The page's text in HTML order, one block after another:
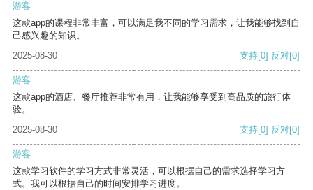
游客
这款app的课程非常丰富，可以满足我不同的学习需求，让我能够找到自
己感兴趣的知识。
2025-08-30
支持[0] 反对[0]
游客
这款app的酒店、餐厅推荐非常有用，让我能够享受到高品质的旅行体
验。
2025-08-30
支持[0] 反对[0]
游客
这款学习软件的学习方式非常灵活，可以根据自己的需求选择学习方
式。我可以根据自己的时间安排学习进度。